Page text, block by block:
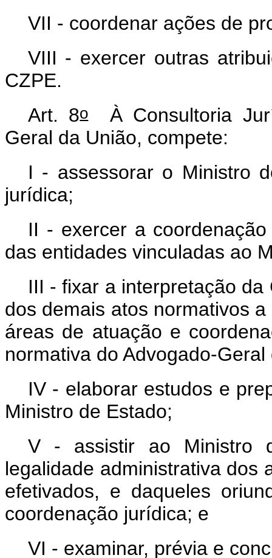
VII - coordenar ações de
VIII - exercer outras
CZPE.
Art. 8oÀ Consultoria
Geral da União, compete:
I - assessorar o Ministro
jurídica;
II - exercer a
das entidades vinculadas ao
III - fixar a interpretação
dos demais atos normativos
áreas de atuação e
normativa do Advogado-Geral
IV - elaborar estudos e
Ministro de Estado;
V - assistir ao Ministro
legalidade administrativa dos
efetivados, e daqueles
coordenação jurídica; e
VI - examinar, prévia e